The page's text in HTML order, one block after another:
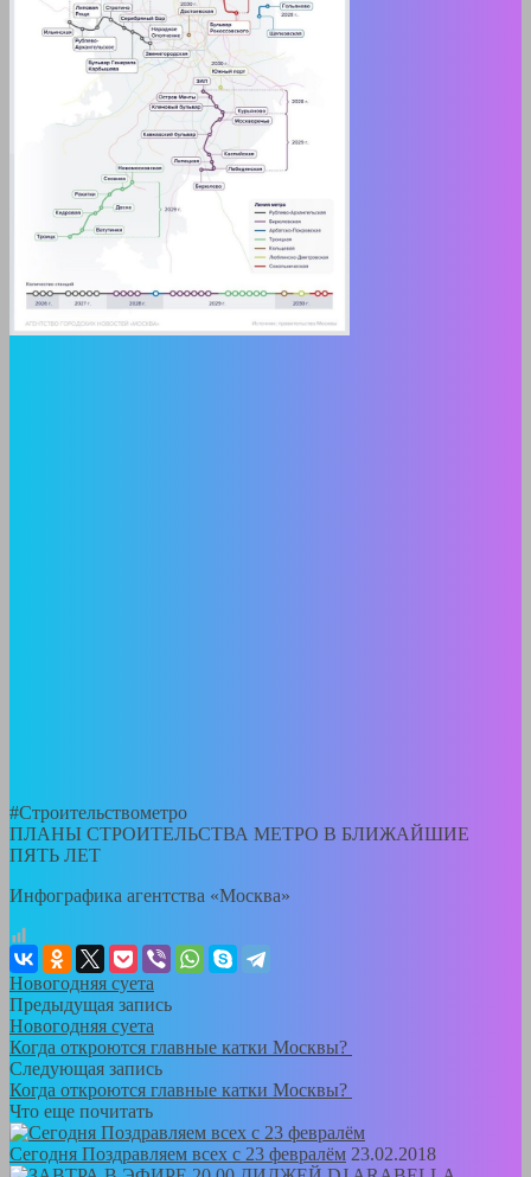
#Строительствометро
ПЛАНЫ СТРОИТЕЛЬСТВА МЕТРО В БЛИЖАЙШИЕ
ПЯТЬ ЛЕТ
Инфографика агентства «Москва»
Новогодняя суета
Предыдущая запись
Новогодняя суета
Когда откроются главные катки Москвы?
Следующая запись
Когда откроются главные катки Москвы?
Что еще почитать
Сегодня Поздравляем всех с 23 февралём 23.02.2018